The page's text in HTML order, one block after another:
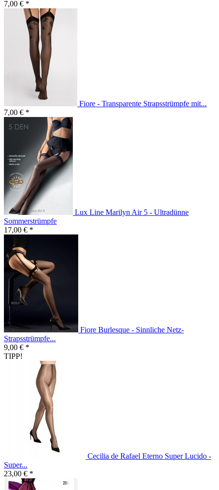
7,00 € *
Fiore - Transparente Strapsstrümpfe mit...
7,00 € *
Lux Line Marilyn Air 5 - Ultradünne
Sommerstrümpfe
17,00 € *
Fiore Burlesque - Sinnliche Netz-
Strapsstrümpfe...
9,00 € *
TIPP!
Cecilia de Rafael Eterno Super Lucido -
Super...
23,00 € *